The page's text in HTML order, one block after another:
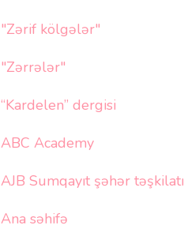
"Zərif kölgələr"
"Zərrələr"
“Kardelen” dergisi
ABC Academy
AJB Sumqayıt şəhər təşkilatı
Ana səhifə